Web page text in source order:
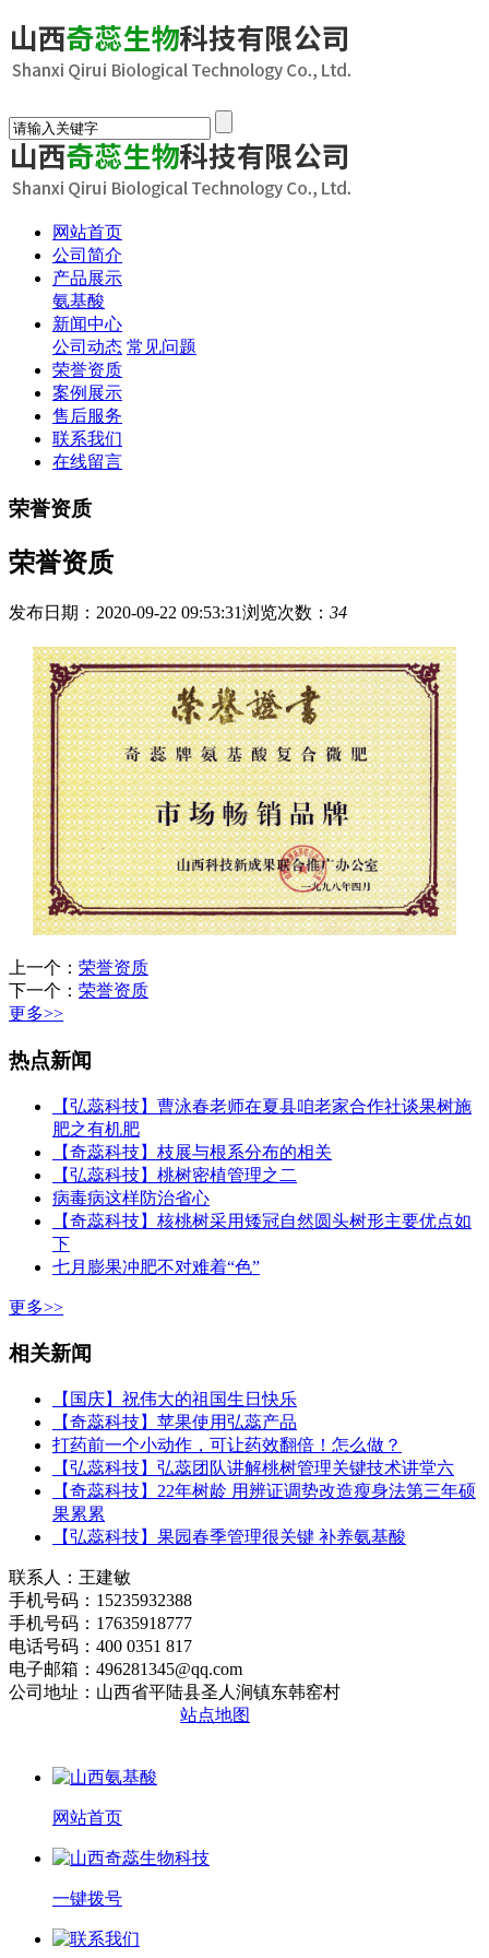
网站首页
公司简介
产品展示
氨基酸
新闻中心
公司动态 常见问题
荣誉资质
案例展示
售后服务
联系我们
在线留言
荣誉资质
荣誉资质
发布日期：2020-09-22 09:53:31浏览次数： 34
上一个： 荣誉资质
下一个： 荣誉资质
更多>>
热点新闻
【弘蕊科技】曹泳春老师在夏县咱老家合作社谈果树施
肥之有机肥
【奇蕊科技】枝展与根系分布的相关
【弘蕊科技】桃树密植管理之二
病毒病这样防治省心
【奇蕊科技】核桃树采用矮冠自然圆头树形主要优点如
下
七月膨果冲肥不对难着“色”
更多>>
相关新闻
【国庆】祝伟大的祖国生日快乐
【奇蕊科技】苹果使用弘蕊产品
打药前一个小动作，可让药效翻倍！怎么做？
【弘蕊科技】弘蕊团队讲解桃树管理关键技术讲堂六
【奇蕊科技】22年树龄 用辨证调势改造瘦身法第三年硕
果累累
【弘蕊科技】果园春季管理很关键 补养氨基酸
联系人：王建敏
手机号码：15235932388
手机号码：17635918777
电话号码：400 0351 817
电子邮箱：496281345@qq.com
公司地址：山西省平陆县圣人涧镇东韩窑村
站点地图
网站首页
一键拨号